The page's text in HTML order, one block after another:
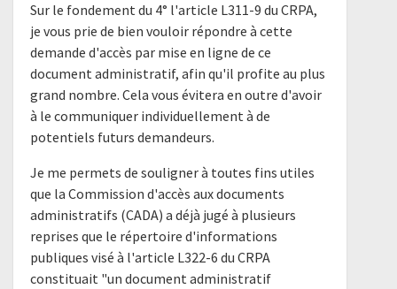
Sur le fondement du 4° l'article L311-9 du CRPA,
je vous prie de bien vouloir répondre à cette
demande d'accès par mise en ligne de ce
document administratif, afin qu'il profite au plus
grand nombre. Cela vous évitera en outre d'avoir
à le communiquer individuellement à de
potentiels futurs demandeurs.
Je me permets de souligner à toutes fins utiles
que la Commission d'accès aux documents
administratifs (CADA) a déjà jugé à plusieurs
reprises que le répertoire d'informations
publiques visé à l'article L322-6 du CRPA
constituait "un document administratif